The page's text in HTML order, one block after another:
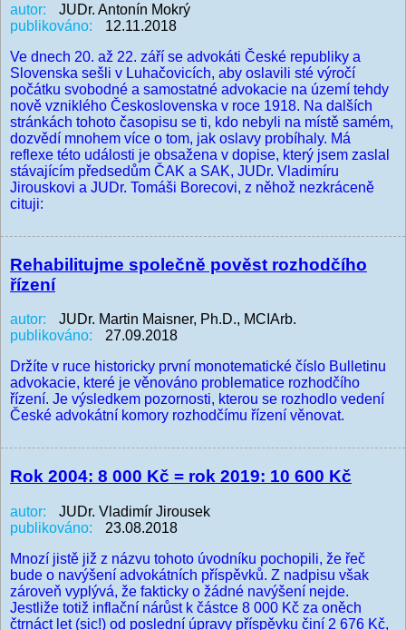
autor:
JUDr. Antonín Mokrý
publikováno:
12.11.2018
Ve dnech 20. až 22. září se advokáti České republiky a
Slovenska sešli v Luhačovicích, aby oslavili sté výročí
počátku svobodné a samostatné advokacie na území tehdy
nově vzniklého Československa v roce 1918. Na dalších
stránkách tohoto časopisu se ti, kdo nebyli na místě samém,
dozvědí mnohem více o tom, jak oslavy probíhaly. Má
reflexe této události je obsažena v dopise, který jsem zaslal
stávajícím předsedům ČAK a SAK, JUDr. Vladimíru
Jirouskovi a JUDr. Tomáši Borecovi, z něhož nezkráceně
cituji:
Rehabilitujme společně pověst rozhodčího
řízení
autor:
JUDr. Martin Maisner, Ph.D., MCIArb.
publikováno:
27.09.2018
Držíte v ruce historicky první monotematické číslo Bulletinu
advokacie, které je věnováno problematice rozhodčího
řízení. Je výsledkem pozornosti, kterou se rozhodlo vedení
České advokátní komory rozhodčímu řízení věnovat.
Rok 2004: 8 000 Kč = rok 2019: 10 600 Kč
autor:
JUDr. Vladimír Jirousek
publikováno:
23.08.2018
Mnozí jistě již z názvu tohoto úvodníku pochopili, že řeč
bude o navýšení advokátních příspěvků. Z nadpisu však
zároveň vyplývá, že fakticky o žádné navýšení nejde.
Jestliže totiž inflační nárůst k částce 8 000 Kč za oněch
čtrnáct let (sic!) od poslední úpravy příspěvku činí 2 676 Kč,